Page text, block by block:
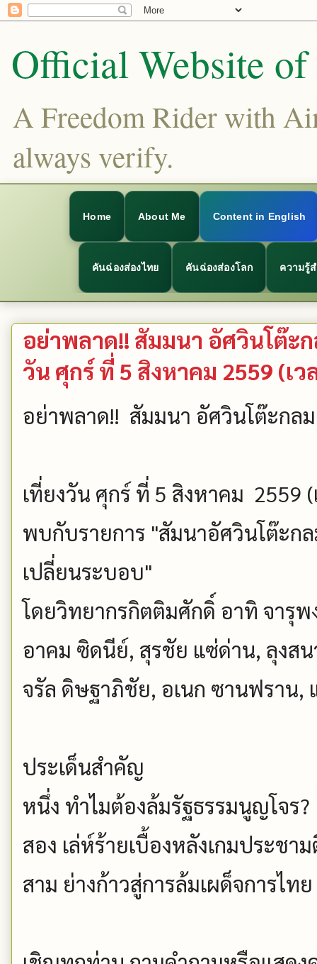
Official Website
A Freedom Rider with
always verify.
Home About Me Content in English
คันฉ่องส่องไทย คันฉ่องส่องโลก ความรู้
อย่าพลาด!! สัมมนา อัศวินโต๊ะ
วัน ศุกร์ ที่ 5 สิงหาคม 2559 (เว
อย่าพลาด!! สัมมนา อัศวินโต๊ะกล
เที่ยงวัน ศุกร์ ที่ 5 สิงหาคม 2559 (
พบกับรายการ "สัมนาอัศวินโต๊ะก
เปลี่ยนระบอบ"
โดยวิทยากรกิตติมศักดิ์ อาทิ จารุ
อาคม ซิดนีย์, สุรชัย แซ่ด่าน, ลุง
จรัล ดิษฐาภิชัย, อเนก ซานฟราน,
ประเด็นสำคัญ
หนึ่ง ทำไมต้องล้มรัฐธรรมนูญโจร?
สอง เล่ห์ร้ายเบื้องหลังเกมประชา
สาม ย่างก้าวสู่การล้มเผด็จการไทย